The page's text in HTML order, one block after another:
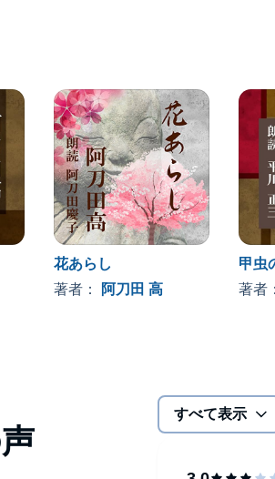
花あらし
著者： 阿刀田 高
甲虫
著者：
すべて表示